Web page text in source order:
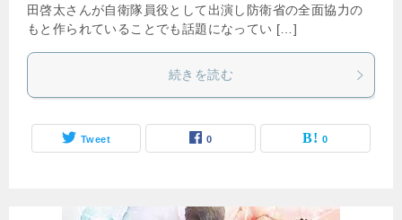
田啓太さんが自衛隊員役として出演し防衛省の全面協力の
もと作られていることでも話題になってい […]
続きを読む
Tweet 0 0